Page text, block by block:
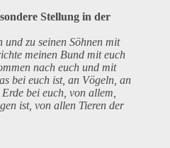
Stellung in der
zu seinen Söhnen mit
meinen Bund mit euch
nach euch und mit
bei euch ist, an Vögeln, an
bei euch, von allem,
ist, von allen Tieren der